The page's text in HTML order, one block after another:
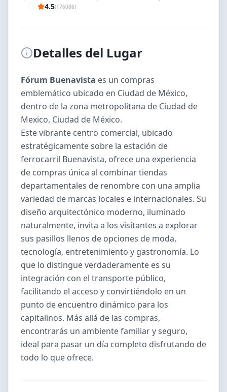
4.5(176086)
Detalles del Lugar
Fórum Buenavista es un compras
emblemático ubicado en Ciudad de México,
dentro de la zona metropolitana de Ciudad de
Mexico, Ciudad de México.
Este vibrante centro comercial, ubicado
estratégicamente sobre la estación de
ferrocarril Buenavista, ofrece una experiencia
de compras única al combinar tiendas
departamentales de renombre con una amplia
variedad de marcas locales e internacionales. Su
diseño arquitectónico moderno, iluminado
naturalmente, invita a los visitantes a explorar
sus pasillos llenos de opciones de moda,
tecnología, entretenimiento y gastronomía. Lo
que lo distingue verdaderamente es su
integración con el transporte público,
facilitando el acceso y convirtiéndolo en un
punto de encuentro dinámico para los
capitalinos. Más allá de las compras,
encontrarás un ambiente familiar y seguro,
ideal para pasar un día completo disfrutando de
todo lo que ofrece.